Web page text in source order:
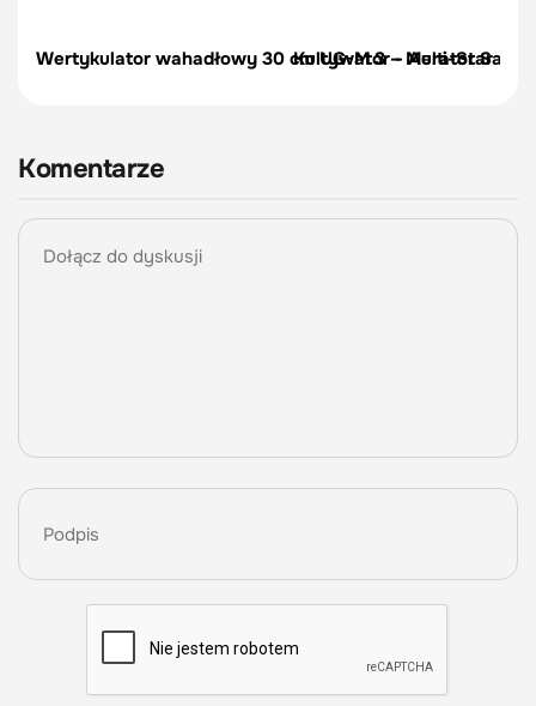
Wertykulator wahadłowy 30 cm UG-M 3 – Multi-Star –
Kultywator - Aerator
Komentarze